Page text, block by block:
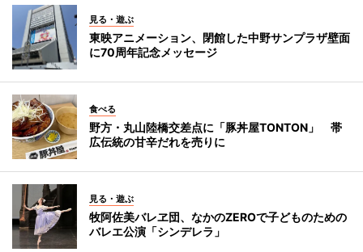
見る・遊ぶ
東映アニメーション、閉館した中野サンプラザ壁面
に70周年記念メッセージ
食べる
野方・丸山陸橋交差点に「豚丼屋TONTON」 帯
広伝統の甘辛だれを売りに
見る・遊ぶ
牧阿佐美バレヱ団、なかのZEROで子どものための
バレエ公演「シンデレラ」